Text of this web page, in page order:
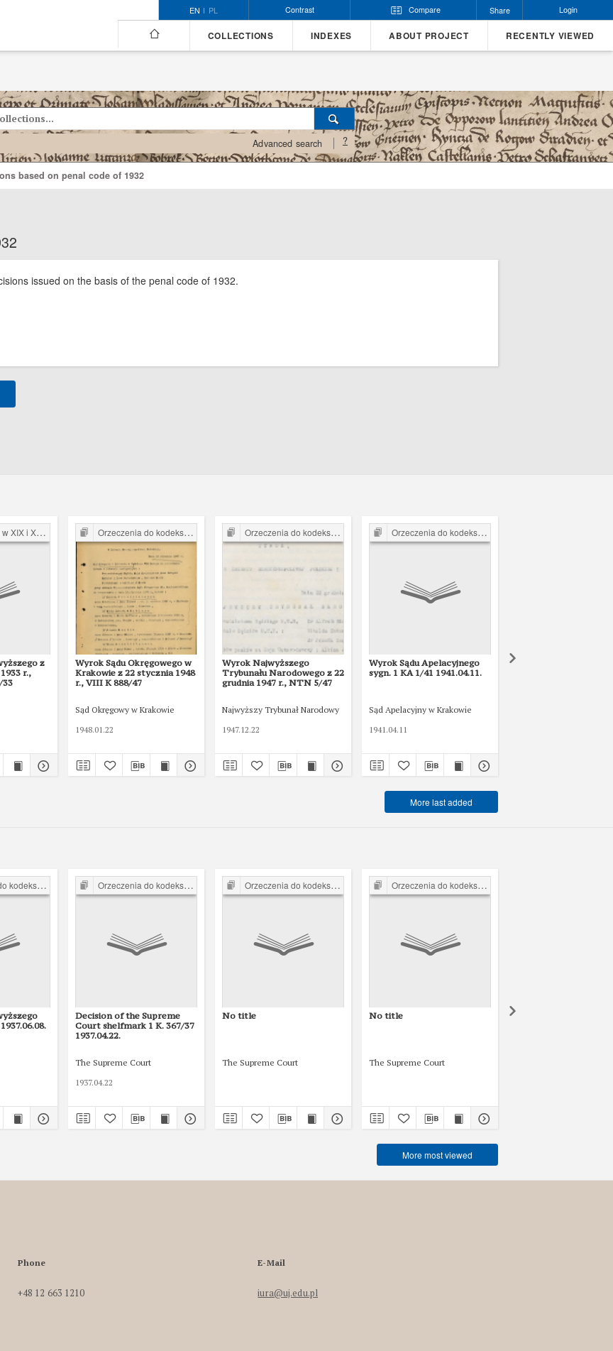
EN PL Contrast Compare Share Login
COLLECTIONS INDEXES ABOUT PROJECT RECENTLY VIEWED
Advanced search ?
based on penal code of 1932
issued on the basis of the penal code of 1932.
i XX w.
z
r.,
33
Orzeczenia do kodeksu karnego z 1932 r.
Wyrok Sądu Okręgowego w
Krakowie z 22 stycznia 1948
r., VIII K 888/47
Sąd Okręgowy w Krakowie
1948.01.22
Orzeczenia do kodeksu karnego z 1932 r.
Wyrok Najwyższego
Trybunału Narodowego z 22
grudnia 1947 r., NTN 5/47
Najwyższy Trybunał Narodowy
1947.12.22
Orzeczenia do kodeksu karnego z 1932 r.
Wyrok Sądu Apelacyjnego
sygn. 1 KA 1/41 1941.04.11.
Sąd Apelacyjny w Krakowie
1941.04.11
More last added
z 1932 r. Orzeczenia do kodeksu karnego z 1932 r.
Decision of the Supreme
Court shelfmark 1 K. 367/37
1937.04.22.
The Supreme Court
1937.04.22
Orzeczenia do kodeksu karnego z 1932 r.
No title
The Supreme Court
Orzeczenia do kodeksu karnego z 1932 r.
No title
The Supreme Court
More most viewed
Phone
+48 12 663 1210
E-Mail
iura@uj.edu.pl